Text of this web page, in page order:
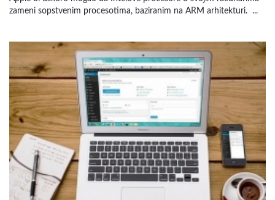
zameni sopstvenim procesotima, baziranim na ARM arhitekturi. ...